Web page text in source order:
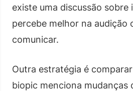
existe uma discussão
percebe melhor na audição
comunicar.
Outra estratégia é
biopic menciona mudanças